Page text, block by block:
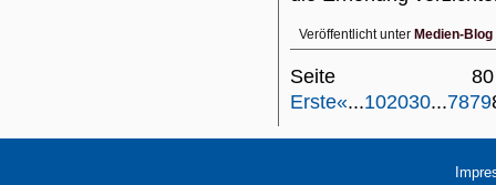
Veröffentlicht unter Medien-Blog
Seite
Erste«...102030...7879